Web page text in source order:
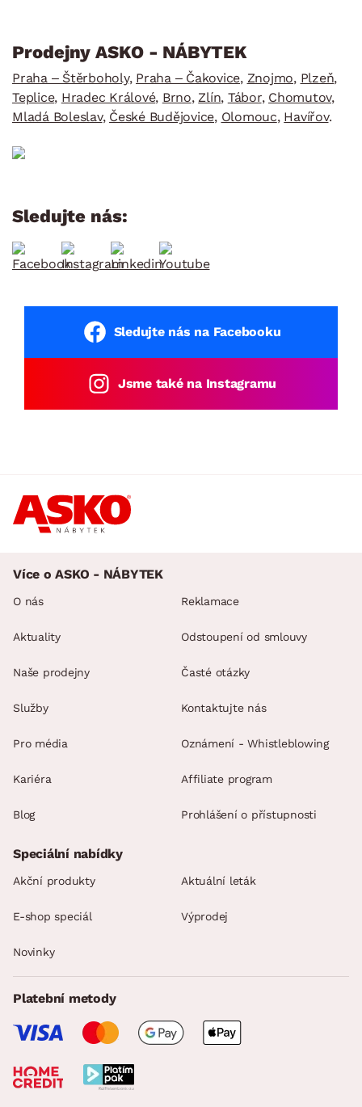
Prodejny ASKO - NÁBYTEK
Praha – Štěrboholy, Praha – Čakovice, Znojmo, Plzeň,
Teplice, Hradec Králové, Brno,Zlín, Tábor, Chomutov,
Mladá Boleslav, České Budějovice, Olomouc, Havířov.
Sledujte nás:
Sledujte nás na Facebooku
Jsme také na Instagramu
Více o ASKO - NÁBYTEK
O nás
Aktuality
Naše prodejny
Služby
Pro média
Kariéra
Blog
Reklamace
Odstoupení od smlouvy
Časté otázky
Kontaktujte nás
Oznámení - Whistleblowing
Affiliate program
Prohlášení o přístupnosti
Speciální nabídky
Akční produkty Aktuální leták
E-shop speciál Výprodej
Novinky
Platební metody